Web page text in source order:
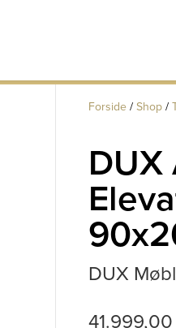
Forside / Shop /
DUX
DUX